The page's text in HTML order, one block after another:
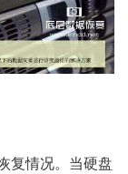
复情况。当硬盘